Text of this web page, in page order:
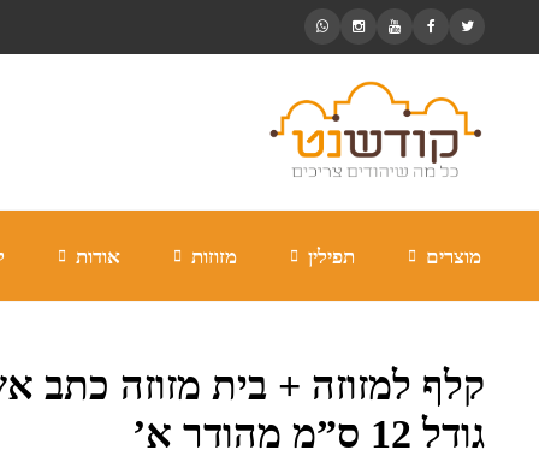
מוצרים תפילין מזוזות אודות
קלף למזוזה + בית מזוזה כתב
גודל 12 ס”מ מהודר א’